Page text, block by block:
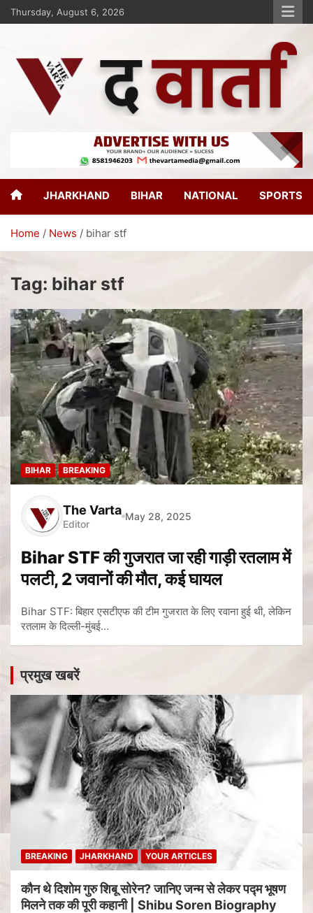
Thursday, August 6, 2026
The Varta
JHARKHAND BIHAR NATIONAL SPORTS
Home News bihar stf
Tag: bihar stf
BIHAR BREAKING
The Varta
Editor
May 28, 2025
Bihar STF की गुजरात जा रही गाड़ी रतलाम में
पलटी, 2 जवानों की मौत, कई घायल
Bihar STF: बिहार एसटीएफ की टीम गुजरात के लिए रवाना हुई थी, लेकिन
रतलाम के दिल्ली-मुंबई…
प्रमुख खबरें
BREAKING JHARKHAND YOUR ARTICLES
कौन थे दिशोम गुरु शिबू सोरेन? जानिए जन्म से लेकर पद्म भूषण
मिलने तक की पूरी कहानी | Shibu Soren Biography